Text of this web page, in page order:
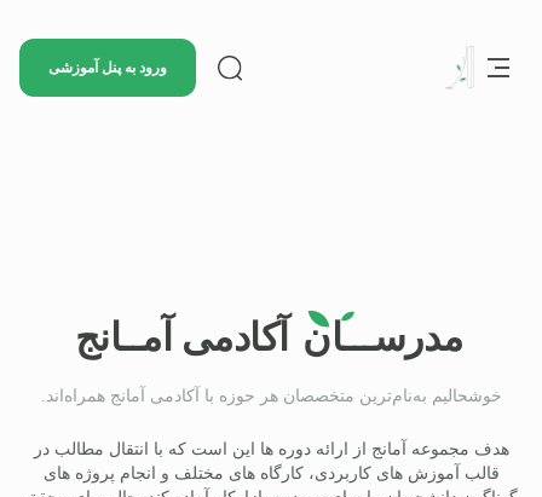
ورود به پنل آموزشی
مدرســـان آکادمی آمــانج
خوشحالیم به‌نام‌ترین متخصصان هر حوزه با آکادمی آمانج همراه‌اند.
هدف مجموعه آمانج از ارائه دوره ها این است که با انتقال مطالب در
قالب آموزش های کاربردی، کارگاه های مختلف و انجام پروژه های